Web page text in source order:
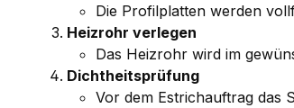
Die Profilplatten werden
Heizrohr verlegen
Das Heizrohr wird im
Dichtheitsprüfung
Vor dem Estrichauftrag das